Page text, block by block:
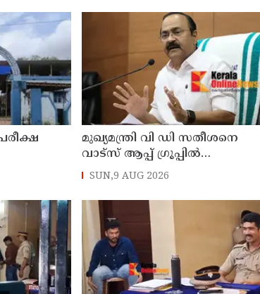
മുഖ്യമന്ത്രി വി ഡി സതീശനെ
വാട്‌സ് ആപ്പ് ഗ്രൂപ്പില്‍
അധിക്ഷേപിച്ചെന്ന പരാതി;
കാലടി സ്വദേശിക്ക് എതിരെ
കേസ്
SUN,9 AUG 2026